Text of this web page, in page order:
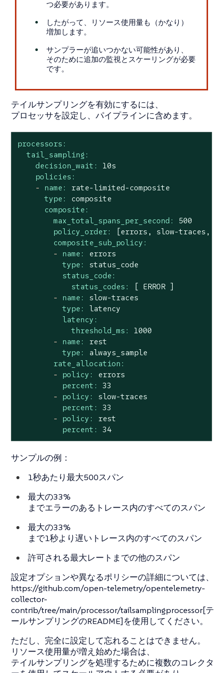
つ必要があります。
したがって、リソース使用量も（かなり）
増加します。
サンプラーが追いつかない可能性があり、
そのために追加の監視とスケーリングが必要
です。
テイルサンプリングを有効にするには、
プロセッサを設定し、パイプラインに含めます。
processors:
tail_sampling:
decision_wait:
10s
policies:
-
name:
rate-limited-composite
type:
composite
composite:
max_total_spans_per_second:
500
policy_order:
[errors, slow-traces,
composite_sub_policy:
-
name:
errors
type:
status_code
status_code:
status_codes:
[ ERROR ]
-
name:
slow-traces
type:
latency
latency:
threshold_ms:
1000
-
name:
rest
type:
always_sample
rate_allocation:
-
policy:
errors
percent:
33
-
policy:
slow-traces
percent:
33
-
policy:
rest
percent:
34
サンプルの例：
1秒あたり最大500スパン
最大の33%
までエラーのあるトレース内のすべてのスパン
最大の33%
まで1秒より遅いトレース内のすべてのスパン
許可される最大レートまでの他のスパン
設定オプションや異なるポリシーの詳細については、
https://github.com/open-telemetry/opentelemetry-
collector-
contrib/tree/main/processor/tailsamplingprocessor[テ
ールサンプリングのREADME]を使用してください。
ただし、完全に設定して忘れることはできません。
リソース使用量が増え始めた場合は、
テイルサンプリングを処理するために複数のコレクタ